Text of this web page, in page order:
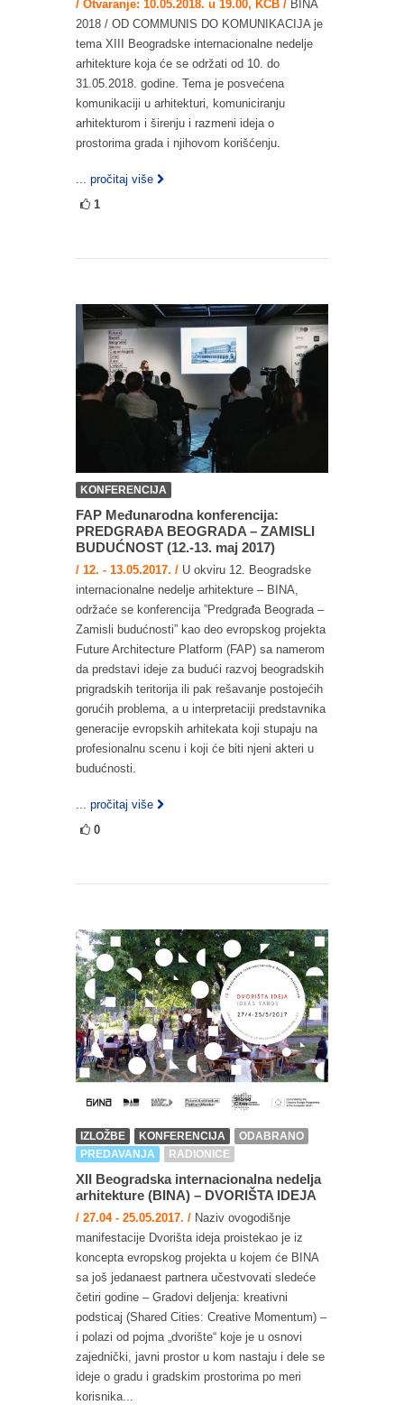
/ Otvaranje: 10.05.2018. u 19.00, KCB / BINA
2018 / OD COMMUNIS DO KOMUNIKACIJA je
tema XIII Beogradske internacionalne nedelje
arhitekture koja će se održati od 10. do
31.05.2018. godine. Tema je posvećena
komunikaciji u arhitekturi, komuniciranju
arhitekturom i širenju i razmeni ideja o
prostorima grada i njihovom korišćenju.
... pročitaj više
1
KONFERENCIJA
FAP Međunarodna konferencija:
PREDGRAĐA BEOGRADA – ZAMISLI
BUDUĆNOST (12.-13. maj 2017)
/ 12. - 13.05.2017. / U okviru 12. Beogradske
internacionalne nedelje arhitekture – BINA,
održaće se konferencija ”Predgrađa Beograda –
Zamisli budućnosti” kao deo evropskog projekta
Future Architecture Platform (FAP) sa namerom
da predstavi ideje za budući razvoj beogradskih
prigradskih teritorija ili pak rešavanje postojećih
gorućih problema, a u interpretaciji predstavnika
generacije evropskih arhitekata koji stupaju na
profesionalnu scenu i koji će biti njeni akteri u
budućnosti.
... pročitaj više
0
IZLOŽBE KONFERENCIJA
ODABRANO
PREDAVANJA
RADIONICE
XII Beogradska internacionalna nedelja
arhitekture (BINA) – DVORIŠTA IDEJA
/ 27.04 - 25.05.2017. / Naziv ovogodišnje
manifestacije Dvorišta ideja proistekao je iz
koncepta evropskog projekta u kojem će BINA
sa još jedanaest partnera učestvovati sledeće
četiri godine – Gradovi deljenja: kreativni
podsticaj (Shared Cities: Creative Momentum) –
i polazi od pojma „dvorište“ koje je u osnovi
zajednički, javni prostor u kom nastaju i dele se
ideje o gradu i gradskim prostorima po meri
korisnika...